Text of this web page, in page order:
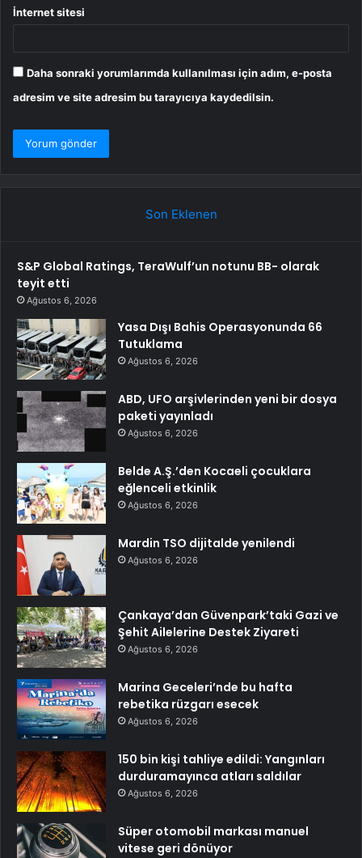
İnternet sitesi
Daha sonraki yorumlarımda kullanılması için adım, e-posta
adresim ve site adresim bu tarayıcıya kaydedilsin.
Son Eklenen
S&P Global Ratings, TeraWulf’un notunu BB- olarak
teyit etti
Ağustos 6, 2026
Yasa Dışı Bahis Operasyonunda 66
Tutuklama
Ağustos 6, 2026
ABD, UFO arşivlerinden yeni bir dosya
paketi yayınladı
Ağustos 6, 2026
Belde A.Ş.’den Kocaeli çocuklara
eğlenceli etkinlik
Ağustos 6, 2026
Mardin TSO dijitalde yenilendi
Ağustos 6, 2026
Çankaya’dan Güvenpark’taki Gazi ve
Şehit Ailelerine Destek Ziyareti
Ağustos 6, 2026
Marina Geceleri’nde bu hafta
rebetika rüzgarı esecek
Ağustos 6, 2026
150 bin kişi tahliye edildi: Yangınları
durduramayınca atları saldılar
Ağustos 6, 2026
Süper otomobil markası manuel
vitese geri dönüyor